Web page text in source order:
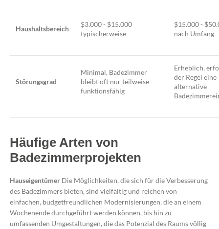
Haushaltsbereich
$3.000 - $15.000
typischerweise
$15.000 -
nach Umfang
Störungsgrad
Minimal, Badezimmer
bleibt oft nur teilweise
funktionsfähig
Erheblich,
der Regel eine
alternative
Häufige Arten von
Badezimmerprojekten
Hauseigentümer Die Möglichkeiten, die sich für die Verbesserung
des Badezimmers bieten, sind vielfältig und reichen von
einfachen, budgetfreundlichen Modernisierungen, die an einem
Wochenende durchgeführt werden können, bis hin zu
umfassenden Umgestaltungen, die das Potenzial des Raums völlig